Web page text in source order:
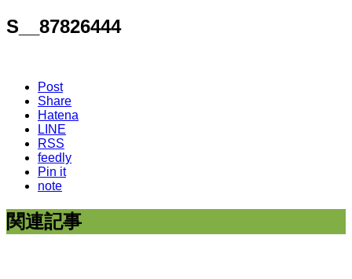
S__87826444
Post
Share
Hatena
LINE
RSS
feedly
Pin it
note
関連記事